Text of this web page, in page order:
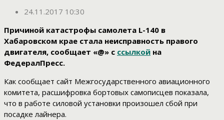
24.11.2017 10:30
Причиной катастрофы самолета L-140 в
Хабаровском крае стала неисправность правого
двигателя, сообщает «@» с ссылкой на
ФедералПресс.
Как сообщает сайт Межгосударственного авиационного
комитета, расшифровка бортовых самописцев показала,
что в работе силовой установки произошел сбой при
посадке лайнера.